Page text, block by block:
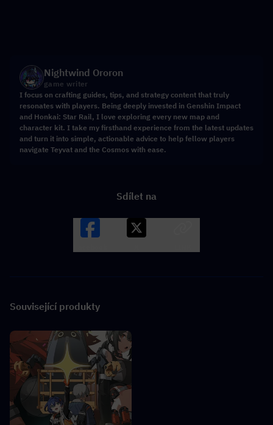
Nightwind Ororon
game writer
I focus on crafting guides, tips, and strategy content that truly
resonates with players. Being deeply invested in Genshin Impact
and Honkai: Star Rail, I love exploring every new map and
character kit. I take my firsthand experience from the latest updates
and turn it into simple, actionable advice to help fellow players
navigate Teyvat and the Cosmos with ease.
Sdílet na
Související produkty